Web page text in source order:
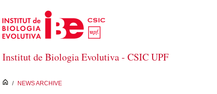
Salta al contingut principal
Institut de Biologia Evolutiva - CSIC UPF
inici
/ NEWS ARCHIVE